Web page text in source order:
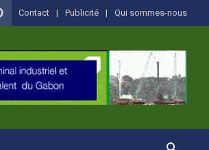
Contact Publicité Qui sommes-nous